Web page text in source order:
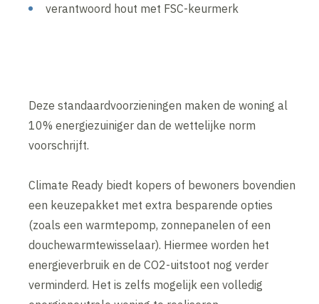
verantwoord hout met FSC-keurmerk
Deze standaardvoorzieningen maken de woning al
10% energiezuiniger dan de wettelijke norm
voorschrijft.
Climate Ready biedt kopers of bewoners bovendien
een keuzepakket met extra besparende opties
(zoals een warmtepomp, zonnepanelen of een
douchewarmtewisselaar). Hiermee worden het
energieverbruik en de CO2-uitstoot nog verder
verminderd. Het is zelfs mogelijk een volledig